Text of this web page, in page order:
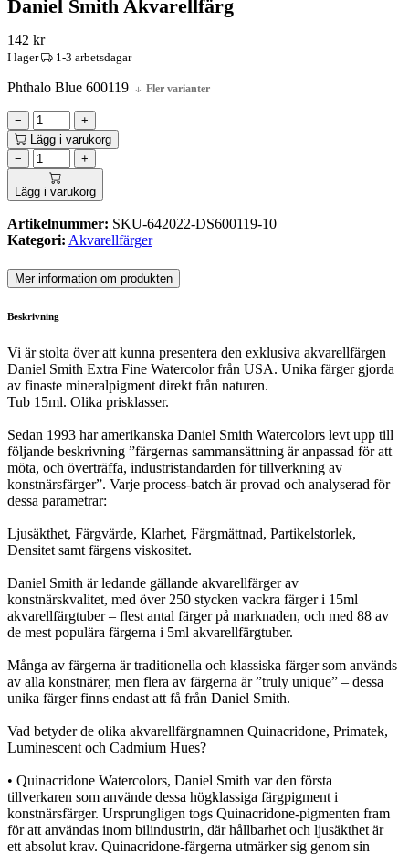
Daniel Smith Akvarellfärg
142 kr
I lager 1-3 arbetsdagar
Phthalo Blue 600119 Fler varianter
−
+
Lägg i varukorg
−
+
Lägg i varukorg
Artikelnummer: SKU-642022-DS600119-10
Kategori: Akvarellfärger
Mer information om produkten
Beskrivning
Vi är stolta över att kunna presentera den exklusiva akvarellfärgen
Daniel Smith Extra Fine Watercolor från USA. Unika färger gjorda
av finaste mineralpigment direkt från naturen.
Tub 15ml. Olika prisklasser.
Sedan 1993 har amerikanska Daniel Smith Watercolors levt upp till
följande beskrivning ”färgernas sammansättning är anpassad för att
möta, och överträffa, industristandarden för tillverkning av
konstnärsfärger”. Varje process-batch är provad och analyserad för
dessa parametrar:
Ljusäkthet, Färgvärde, Klarhet, Färgmättnad, Partikelstorlek,
Densitet samt färgens viskositet.
Daniel Smith är ledande gällande akvarellfärger av
konstnärskvalitet, med över 250 stycken vackra färger i 15ml
akvarellfärgtuber – flest antal färger på marknaden, och med 88 av
de mest populära färgerna i 5ml akvarellfärgtuber.
Många av färgerna är traditionella och klassiska färger som används
av alla konstnärer, men flera av färgerna är ”truly unique” – dessa
unika färger finns endast att få från Daniel Smith.
Vad betyder de olika akvarellfärgnamnen Quinacridone, Primatek,
Luminescent och Cadmium Hues?
• Quinacridone Watercolors, Daniel Smith var den första
tillverkaren som använde dessa högklassiga färgpigment i
konstnärsfärger. Ursprungligen togs Quinacridone-pigmenten fram
för att användas inom bilindustrin, där hållbarhet och ljusäkthet är
ett absolut krav. Quinacridone-färgerna utmärker sig genom sin